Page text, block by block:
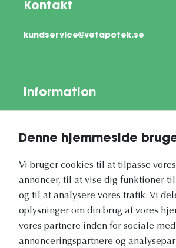
Denne hjemmeside
Vi bruger cookies til at tilpasse
annoncer, til at vise dig funktioner
og til at analysere vores trafik. Vi
oplysninger om din brug af vores
vores partnere inden for sociale
annonceringspartnere og
Kontakt
kundservice@vetapotek.se
Information
Vores nyhedsbrev
Vetapotek.dk er en del